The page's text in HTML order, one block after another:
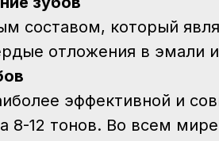
составом, который
отложения в эмали
эффективной и
8-12 тонов. Во всем